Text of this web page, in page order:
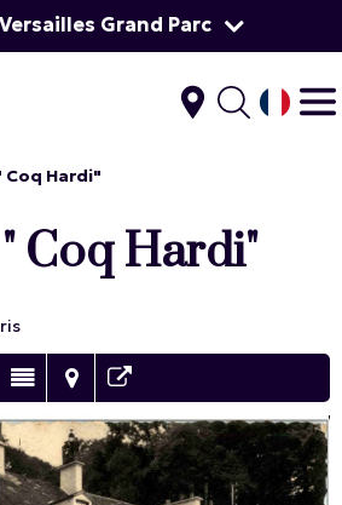
Grand Parc
Coq Hardi"
Coq Hardi"